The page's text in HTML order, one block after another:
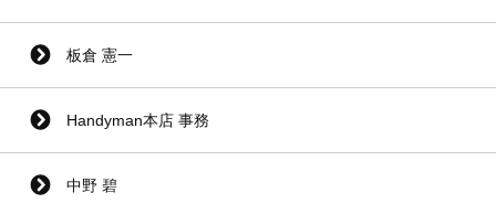
板倉 憲一
Handyman本店 事務
中野 碧